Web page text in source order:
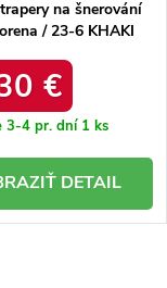
na šnerování
/ 23-6 KHAKI
€
3-4 pr. dní 1 ks
DETAIL